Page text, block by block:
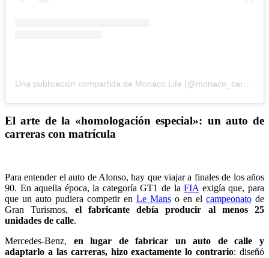
El arte de la «homologación especial»: un auto de
carreras con matrícula
Para entender el auto de Alonso, hay que viajar a finales de los años
90. En aquella época, la categoría GT1 de laFIAexigía que, para
que un auto pudiera competir en Le Mans o en el campeonato de
Gran Turismos, el fabricante debía producir al menos 25
unidades de calle.
Mercedes-Benz, en lugar de fabricar un auto de calle y
adaptarlo a las carreras, hizo exactamente lo contrario: diseñó